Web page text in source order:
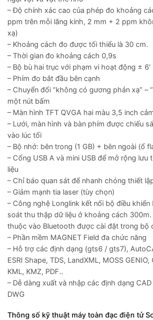
– Độ chính xác cao của phép đo khoảng
ppm trên mỗi lăng kính, 2 mm + 2 ppm
xạ)
– Khoảng cách đo được tối thiểu là 30 cm.
– Thời gian đo khoảng cách 0,9s
– Bộ bù hai trục với phạm vi hoạt động ± 6′
– Phím đo bắt đầu bên cạnh
– Chuyển đổi “không có gương phản xạ” –
một nút bấm
– Màn hình TFT QVGA hai màu 3,5 inch
– Lưới, màn hình và bàn phím được chiếu
vào lúc tối
– Bộ nhớ: bên trong (1 GB) + bên ngoài (ổ
– Cổng USB A và mini USB để mở rộng lưu
liệu
– Chỉ báo quan sát để nhanh chóng thiết
– Giảm mạnh tia laser (tùy chọn)
– Công nghệ Longlink kết nối bộ điều khiển
soát thu thập dữ liệu ở khoảng cách
thuộc vào Bluetooth được cài đặt trong bộ
– Phần mềm MAGNET Field đa chức năng
– Hỗ trợ các định dạng (gts6 / gts7),
ESRI Shape, TDS, LandXML, MOSS
KML, KMZ, PDF..
– Dễ dàng xuất và nhập các định dạng
DWG
Thông số kỹ thuật máy toàn đạc điện tử